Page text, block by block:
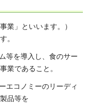
業」といいます。）
。
等を導入し、食のサー
業であること。
エコノミーのリーディ
品等を